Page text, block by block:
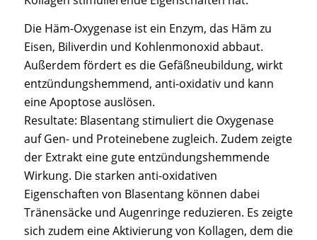
Die Häm-Oxygenase ist ein Enzym, das Häm zu
Eisen, Biliverdin und Kohlenmonoxid abbaut.
Außerdem fördert es die Gefäßneubildung, wirkt
entzündungshemmend, anti-oxidativ und kann
eine Apoptose auslösen.
Resultate: Blasentang stimuliert die Oxygenase
auf Gen- und Proteinebene zugleich. Zudem zeigte
der Extrakt eine gute entzündungshemmende
Wirkung. Die starken anti-oxidativen
Eigenschaften von Blasentang können dabei
Tränensäcke und Augenringe reduzieren. Es zeigte
sich zudem eine Aktivierung von Kollagen, dem die